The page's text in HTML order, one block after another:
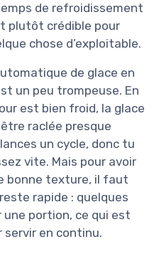
de refroidissement
plutôt crédible pour
chose d’exploitable.
de glace en
un peu trompeuse. En
est bien froid, la glace
raclée presque
un cycle, donc tu
vite. Mais pour avoir
bonne texture, il faut
rapide : quelques
une portion, ce qui est
en continu.